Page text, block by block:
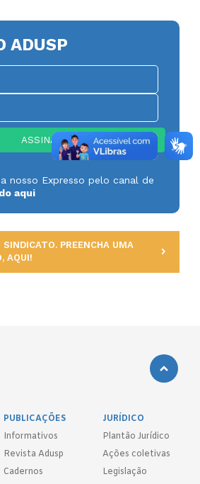
ADUSP
nosso Expresso pelo canal de
aqui
PREENCHA UMA
AQUI!
PUBLICAÇÕES
Informativos
Revista Adusp
Cadernos
JURÍDICO
Plantão Jurídico
Ações coletivas
Legislação